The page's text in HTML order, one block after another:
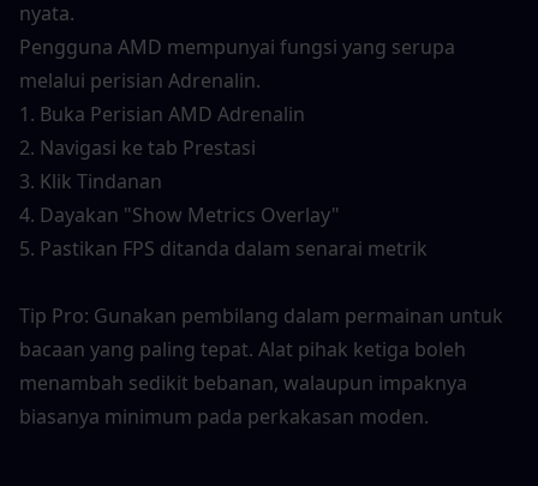
nyata.
Pengguna AMD mempunyai fungsi yang serupa
melalui perisian Adrenalin.
1. Buka Perisian AMD Adrenalin
2. Navigasi ke tab Prestasi
3. Klik Tindanan
4. Dayakan "Show Metrics Overlay"
5. Pastikan FPS ditanda dalam senarai metrik
Tip Pro: Gunakan pembilang dalam permainan untuk
bacaan yang paling tepat. Alat pihak ketiga boleh
menambah sedikit bebanan, walaupun impaknya
biasanya minimum pada perkakasan moden.